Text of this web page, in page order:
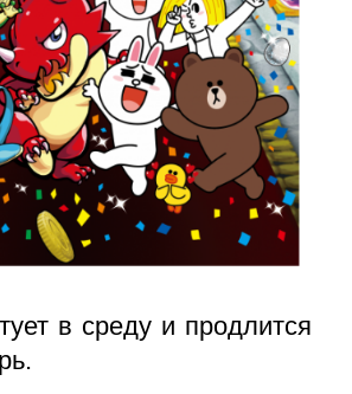
в среду и продлится